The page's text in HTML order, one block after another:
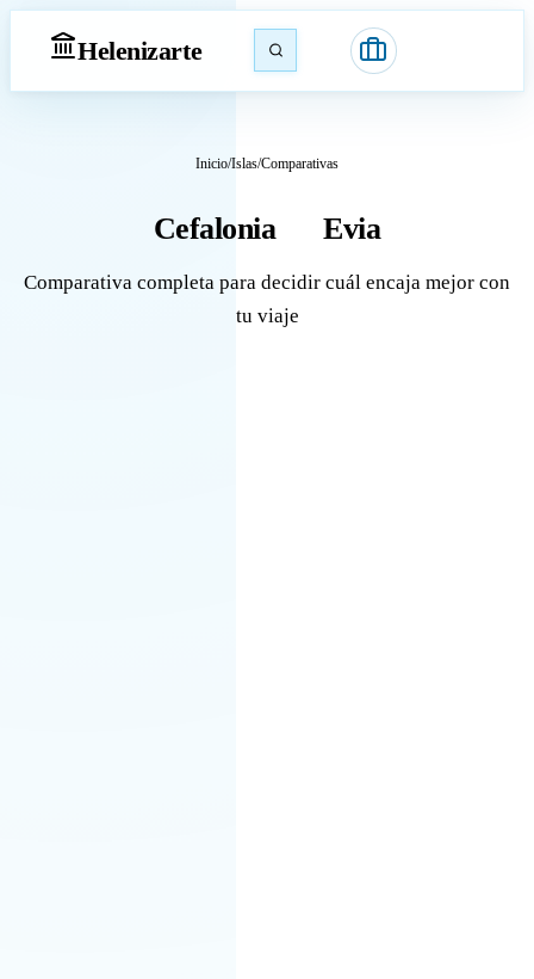
Helenizarte
Inicio/Islas/Comparativas
Cefalonia Evia
Comparativa completa para decidir cuál encaja mejor con
tu viaje